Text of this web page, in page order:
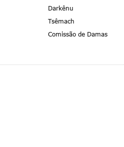
Darkênu
Tsêmach
Comissão de Damas